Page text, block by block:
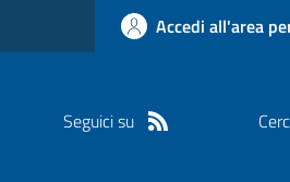
Accedi all'area
Seguici su